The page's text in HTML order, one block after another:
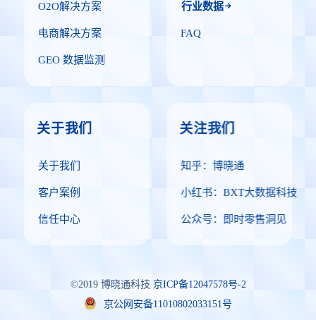
O2O解决方案
电商解决方案
GEO 数据监测
行业数据
FAQ
关于我们
关于我们
客户案例
信任中心
关注我们
知乎：博晓通
小红书：BXT大数据科技
公众号：即时零售洞见
©2019 博晓通科技 京ICP备12047578号-2
京公网安备11010802033151号